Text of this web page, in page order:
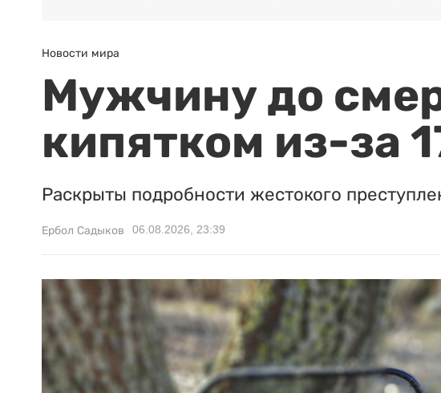
Новости мира
Мужчину до
кипятком из-за
Раскрыты подробности жестокого
Ербол Садыков 06.08.2026, 23:39